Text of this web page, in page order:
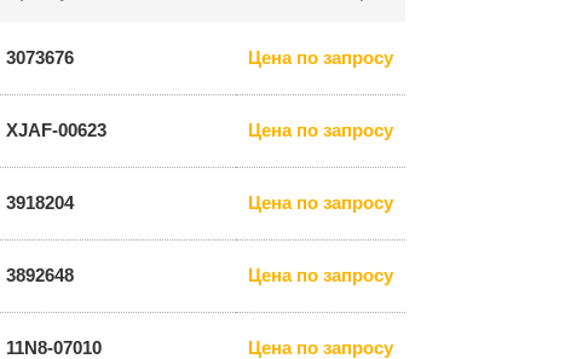
3073676 Цена по запросу
XJAF-00623 Цена по запросу
3918204 Цена по запросу
3892648 Цена по запросу
11N8-07010 Цена по запросу